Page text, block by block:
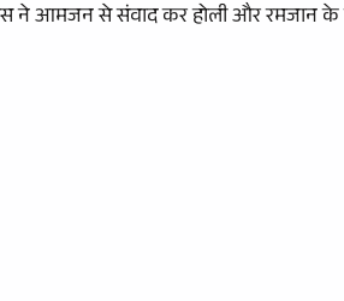
ने आमजन से संवाद कर होली और रमजान के